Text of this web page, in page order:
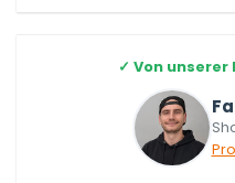
✓ Von